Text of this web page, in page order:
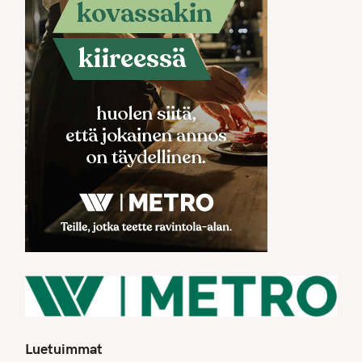
Luetuimmat